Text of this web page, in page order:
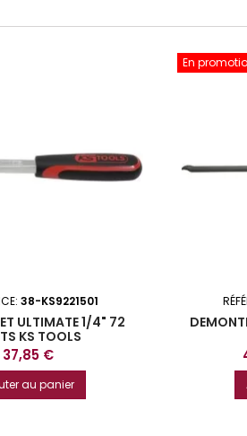
38-KS9221501
ULTIMATE 1/4" 72
KS TOOLS
Prix
37,85 €
au panier
En